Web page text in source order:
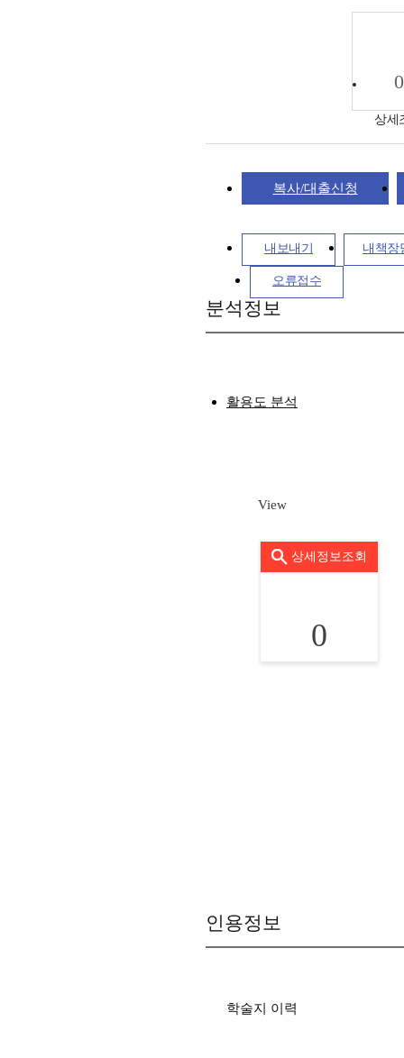
0
상세
복사/대출신청
내보내기 내책장
오류접수
분석정보
활용도 분석
View
상세정보조회
0
인용정보
학술지 이력